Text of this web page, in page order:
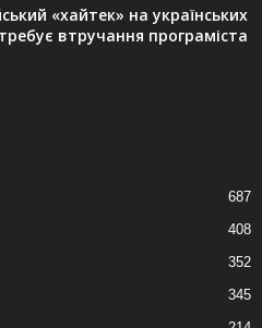
«хайтек» на українських
втручання програміста
687
408
352
345